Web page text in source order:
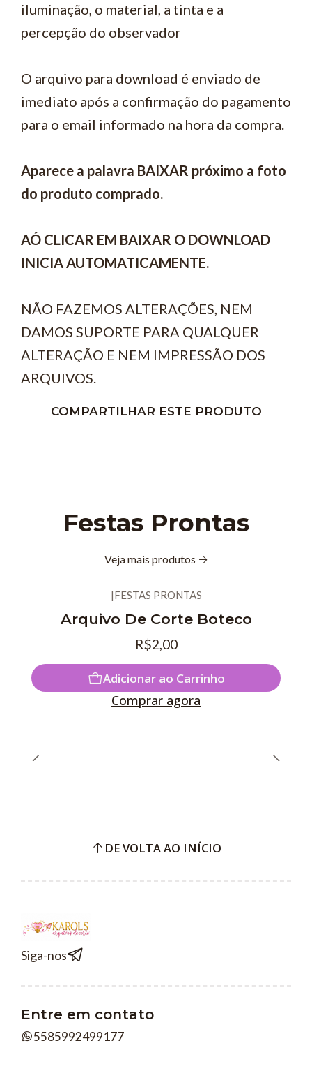
iluminação, o material, a tinta e a
percepção do observador
O arquivo para download é enviado de
imediato após a confirmação do pagamento
para o email informado na hora da compra.
Aparece a palavra BAIXAR próximo a foto
do produto comprado.
AÓ CLICAR EM BAIXAR O DOWNLOAD
INICIA AUTOMATICAMENTE.
NÃO FAZEMOS ALTERAÇÕES, NEM
DAMOS SUPORTE PARA QUALQUER
ALTERAÇÃO E NEM IMPRESSÃO DOS
ARQUIVOS.
COMPARTILHAR ESTE PRODUTO
Festas Prontas
Veja mais produtos
|FESTAS PRONTAS
Arquivo De Corte Boteco
R$2,00
Adicionar ao Carrinho
Comprar agora
DE VOLTA AO INÍCIO
Siga-nos
Entre em contato
5585992499177